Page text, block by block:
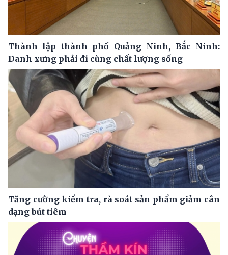
Thành lập thành phố Quảng Ninh, Bắc Ninh:
Danh xưng phải đi cùng chất lượng sống
Tăng cường kiểm tra, rà soát sản phẩm giảm cân
dạng bút tiêm